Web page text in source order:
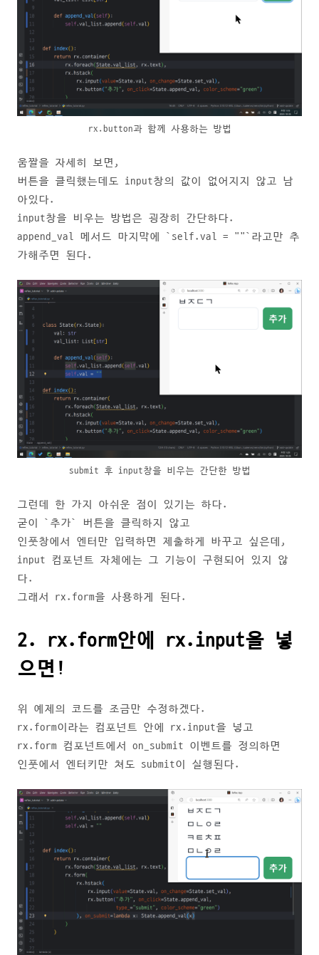
rx.button과 함께 사용하는 방법
움짤을 자세히 보면,
버튼을 클릭했는데도 input창의 값이 없어지지 않고 남
아있다.
input창을 비우는 방법은 굉장히 간단하다.
append_val 메서드 마지막에 `self.val = ""`라고만 추
가해주면 된다.
submit 후 input창을 비우는 간단한 방법
그런데 한 가지 아쉬운 점이 있기는 하다.
굳이 `추가` 버튼을 클릭하지 않고
인풋창에서 엔터만 입력하면 제출하게 바꾸고 싶은데,
input 컴포넌트 자체에는 그 기능이 구현되어 있지 않
다.
그래서 rx.form을 사용하게 된다.
2. rx.form안에 rx.input을 넣
으면!
위 예제의 코드를 조금만 수정하겠다.
rx.form이라는 컴포넌트 안에 rx.input을 넣고
rx.form 컴포넌트에서 on_submit 이벤트를 정의하면
인풋에서 엔터키만 쳐도 submit이 실행된다.